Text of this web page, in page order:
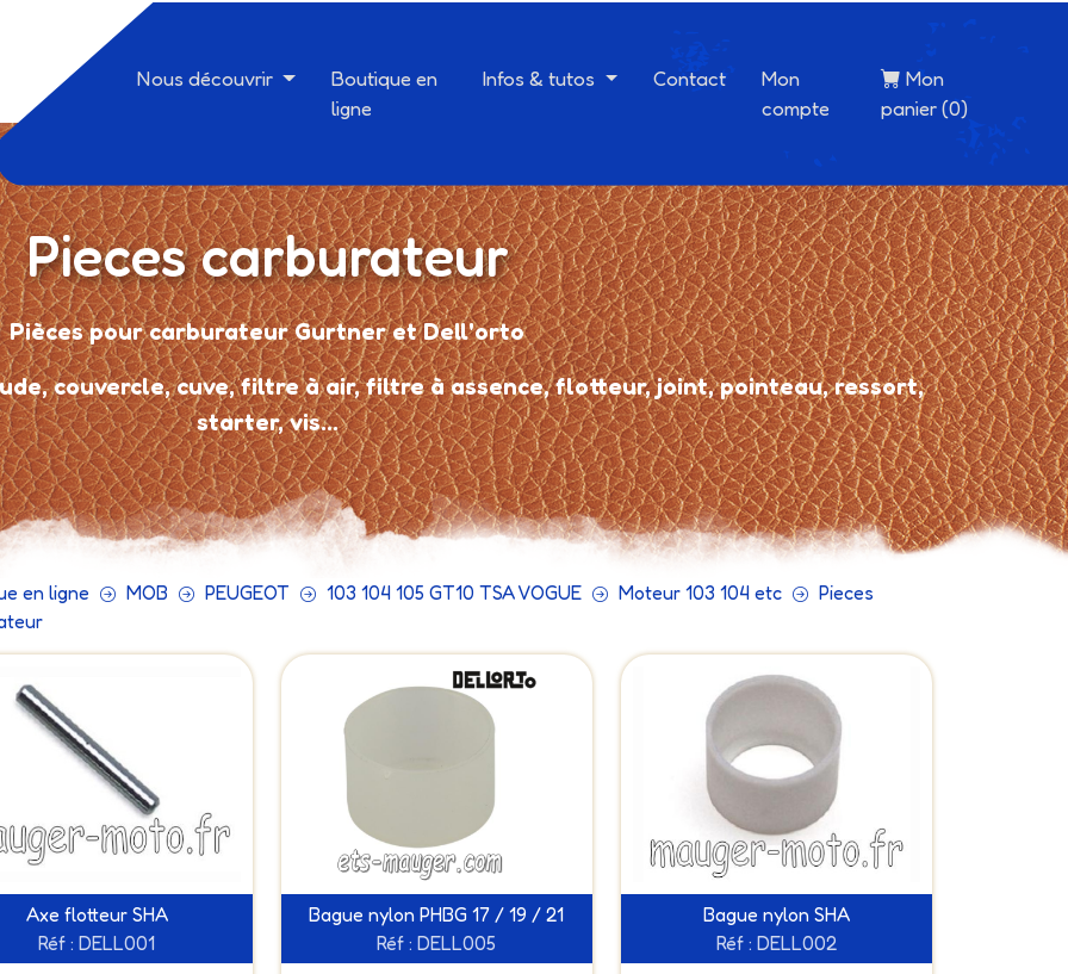
Nous découvrir
Boutique en
ligne
Infos & tutos Contact
Mon
compte
Mon
panier (0)
Pieces carburateur
Pièces pour carburateur Gurtner et Dell'orto
couvercle, cuve, filtre à air, filtre à assence, flotteur, joint, pointeau, ressort,
starter, vis...
en ligne MOB PEUGEOT 103 104 105 GT10 TSA VOGUE Moteur 103 104 etc
Pieces
Axe flotteur SHA
Réf : DELL001
Bague nylon PHBG 17 / 19 / 21
Réf : DELL005
Bague nylon SHA
Réf : DELL002